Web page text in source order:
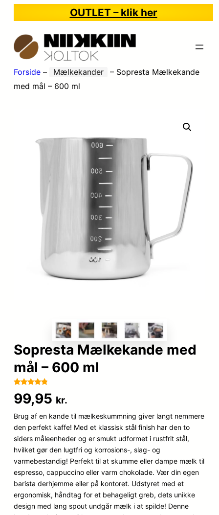
OUTLET – klik her
Forside – Mælkekander – Sopresta Mælkekande
med mål – 600 ml
Sopresta Mælkekande med
mål – 600 ml
som4.7
ud af 5
baseret på
kundebedø
mmelser
99,95 kr.
Brug af en kande til mælkeskummning giver langt nemmere
den perfekt kaffe! Med et klassisk stål finish har den to
siders måleenheder og er smukt udformet i rustfrit stål,
hvilket gør den lugtfri og korrosions-, slag- og
varmebestandig! Perfekt til at skumme eller dampe mælk til
espresso, cappuccino eller varm chokolade. Vær din egen
barista derhjemme eller på kontoret. Udstyret med et
ergonomisk, håndtag for et behageligt greb, dets unikke
design med lang spout undgår mælk i at spilde! Denne